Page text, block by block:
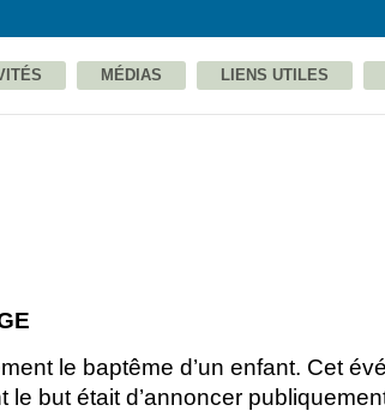
MÉDIAS LIENS UTILES
le baptême d’un enfant. Cet
but était d’annoncer